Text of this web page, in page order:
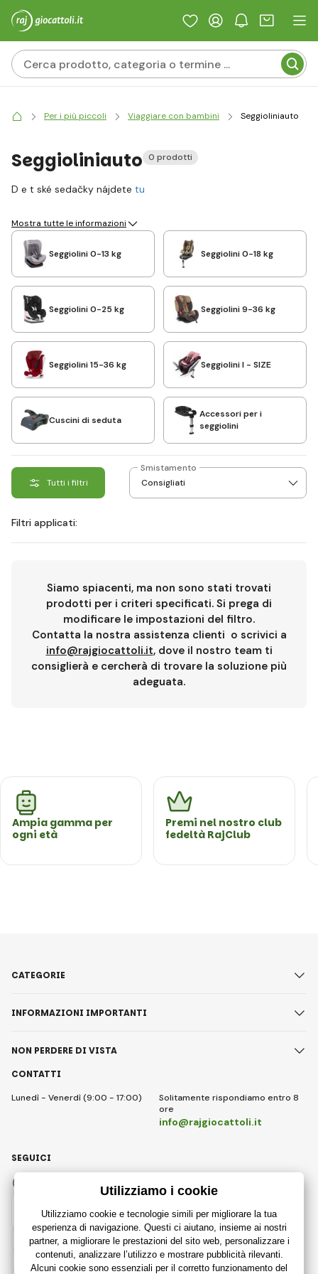
Per i più piccoli Viaggiare con bambini Seggioliniauto
Seggioliniauto 0 prodotti
D e t ské sedačky nájdete tu
Mostra tutte le informazioni
Seggiolini 0-13 kg Seggiolini 0-18 kg
Seggiolini 0-25 kg Seggiolini 9-36 kg
Seggiolini 15-36 kg Seggiolini I - SIZE
Cuscini di seduta
Accessori per i
seggiolini
Tutti i filtri
Smistamento
Filtri applicati:
Siamo spiacenti, ma non sono stati trovati
prodotti per i criteri specificati. Si prega di
modificare le impostazioni del filtro.
Contatta la nostra assistenza clienti o scrivici a
info@rajgiocattoli.it, dove il nostro team ti
consiglierà e cercherà di trovare la soluzione più
adeguata.
Ampia gamma per
ogni età
Premi nel nostro club
fedeltà RajClub
CONTATTI
Lunedì - Venerdì (9:00 - 17:00)
Solitamente rispondiamo entro 8
ore
info@rajgiocattoli.it
CATEGORIE
INFORMAZIONI IMPORTANTI
NON PERDERE DI VISTA
Italian
SEGUICI
Instagram